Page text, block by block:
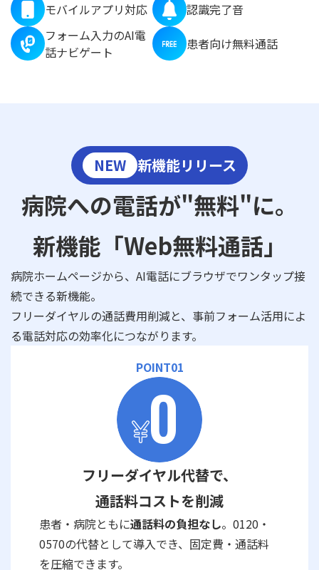
モバイルアプリ対応
認識完了音
フォーム入力のAI電
話ナビゲート
患者向け無料通話
NEW 新機能リリース
病院への電話が"無料"に。
新機能「Web無料通話」
病院ホームページから、AI電話にブラウザでワンタップ接
続できる新機能。
フリーダイヤルの通話費用削減と、事前フォーム活用によ
る電話対応の効率化につながります。
POINT01
フリーダイヤル代替で、
通話料コストを削減
患者・病院ともに通話料の負担なし。0120・
0570の代替として導入でき、固定費・通話料
を圧縮できます。